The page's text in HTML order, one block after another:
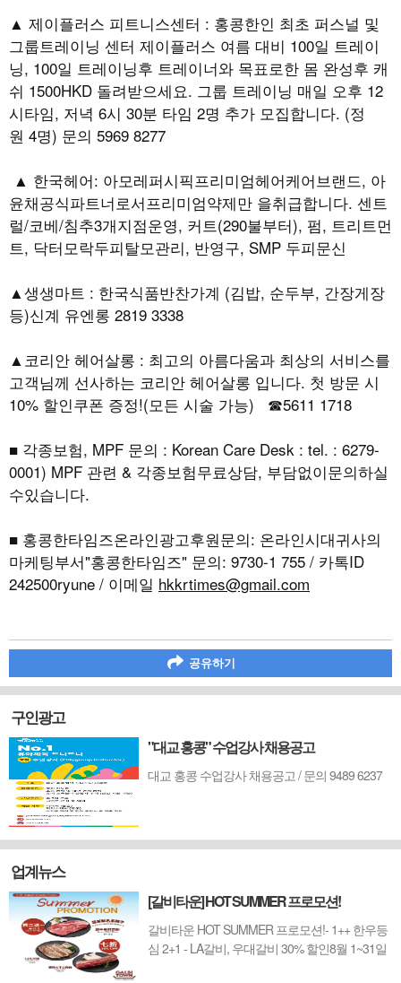
▲ 제이플러스 피트니스센터 : 홍콩한인 최초 퍼스널 및
그룹트레이닝 센터 제이플러스 여름 대비 100일 트레이
닝, 100일 트레이닝후 트레이너와 목표로한 몸 완성후 캐
쉬 1500HKD 돌려받으세요. 그룹 트레이닝 매일 오후 12
시타임, 저녁 6시 30분 타임 2명 추가 모집합니다. (정
원 4명) 문의 5969 8277
▲ 한국헤어: 아모레퍼시픽프리미엄헤어케어브랜드, 아
윤채공식파트너로서프리미엄약제만 을취급합니다. 센트
럴/코베/침추3개지점운영, 커트(290불부터), 펌, 트리트먼
트, 닥터모락두피탈모관리, 반영구, SMP 두피문신
▲생생마트 : 한국식품반찬가계 (김밥, 순두부, 간장게장
등)신계 유엔롱 2819 3338
▲코리안 헤어살롱 : 최고의 아름다움과 최상의 서비스를
고객님께 선사하는 코리안 헤어살롱 입니다. 첫 방문 시
10% 할인쿠폰 증정!(모든 시술 가능) ☎5611 1718
■ 각종보험, MPF 문의 : Korean Care Desk : tel. : 6279-
0001) MPF 관련 & 각종보험무료상담, 부담없이문의하실
수있습니다.
■ 홍콩한타임즈온라인광고후원문의: 온라인시대귀사의
마케팅부서"홍콩한타임즈" 문의: 9730-1 755 / 카톡ID
242500ryune / 이메일 hkkrtimes@gmail.com
공유하기
구인광고
"대교 홍콩" 수업강사 채용공고
대교 홍콩 수업강사 채용공고 / 문의 9489 6237
업계뉴스
[갈비타운] HOT SUMMER 프로모션!
갈비타운 HOT SUMMER 프로모션!- 1++ 한우등
심 2+1 - LA갈비, 우대갈비 30% 할인8월 1~31일